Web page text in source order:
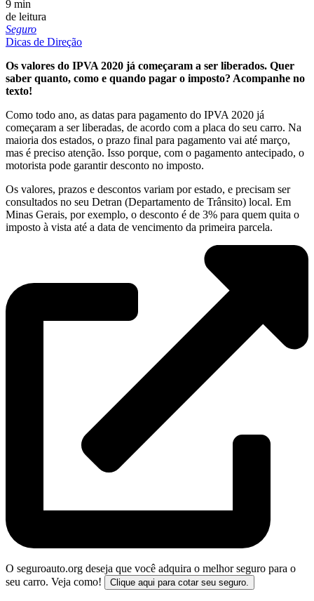
9 min
de leitura
Seguro
Dicas de Direção
Os valores do IPVA 2020 já começaram a ser liberados. Quer
saber quanto, como e quando pagar o imposto? Acompanhe no
texto!
Como todo ano, as datas para pagamento do IPVA 2020 já
começaram a ser liberadas, de acordo com a placa do seu carro. Na
maioria dos estados, o prazo final para pagamento vai até março,
mas é preciso atenção. Isso porque, com o pagamento antecipado, o
motorista pode garantir desconto no imposto.
Os valores, prazos e descontos variam por estado, e precisam ser
consultados no seu Detran (Departamento de Trânsito) local. Em
Minas Gerais, por exemplo, o desconto é de 3% para quem quita o
imposto à vista até a data de vencimento da primeira parcela.
O seguroauto.org deseja que você adquira o melhor seguro para o
seu carro. Veja como!
Clique aqui para cotar seu seguro.